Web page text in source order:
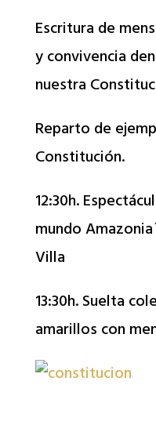
Escritura de
y convivencia
nuestra
Reparto de
Constitución.
12:30h.
mundo
Villa
13:30h. Suelta
amarillos con